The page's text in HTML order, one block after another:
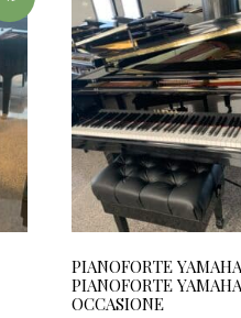
PIANOFORTE
PIANOFORTE
OCCASIONE